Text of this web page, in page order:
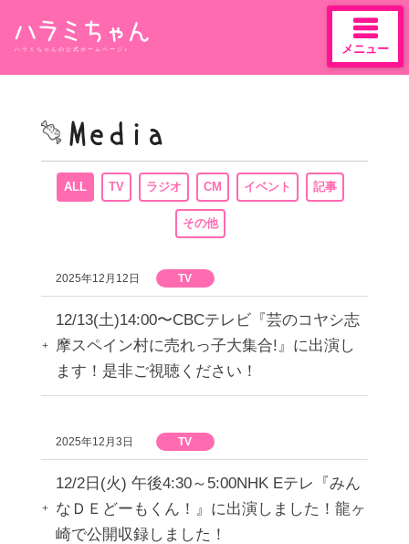
content
ハラミちゃんの公式ホームページ♪ メニュー
ALL TV ラジオ CM イベント 記事
その他
2025年12月12日 TV
12/13(土)14:00〜CBCテレビ『芸のコヤシ志
摩スペイン村に売れっ子大集合!』に出演し
ます！是非ご視聴ください！
2025年12月3日 TV
12/2日(火) 午後4:30～5:00NHK Eテレ『みん
なＤＥどーもくん！』に出演しました！龍ヶ
崎で公開収録しました！